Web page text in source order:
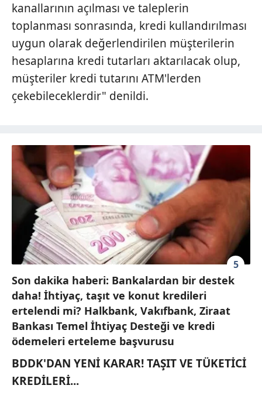
kanallarının açılması ve taleplerin
toplanması sonrasında, kredi kullandırılması
uygun olarak değerlendirilen müşterilerin
hesaplarına kredi tutarları aktarılacak olup,
müşteriler kredi tutarını ATM'lerden
çekebileceklerdir" denildi.
5
Son dakika haberi: Bankalardan bir destek
daha! İhtiyaç, taşıt ve konut kredileri
ertelendi mi? Halkbank, Vakıfbank, Ziraat
Bankası Temel İhtiyaç Desteği ve kredi
ödemeleri erteleme başvurusu
BDDK'DAN YENİ KARAR! TAŞIT VE TÜKETİCİ
KREDİLERİ...